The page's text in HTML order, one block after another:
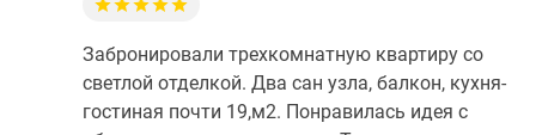
Забронировали трехкомнатную квартиру со
светлой отделкой. Два сан узла, балкон, кухня-
гостиная почти 19,м2. Понравилась идея с